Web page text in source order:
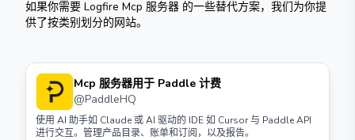
如果你需要 Logfire Mcp 服务器 的一些替代方案，我们为你提
供了按类别划分的网站。
Mcp 服务器用于 Paddle 计费
@PaddleHQ
使用 AI 助手如 Claude 或 AI 驱动的 IDE 如 Cursor 与 Paddle API
进行交互。管理产品目录、账单和订阅，以及报告。